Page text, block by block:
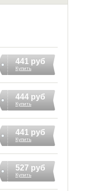
441 руб
Купить
444 руб
Купить
441 руб
Купить
527 руб
Купить